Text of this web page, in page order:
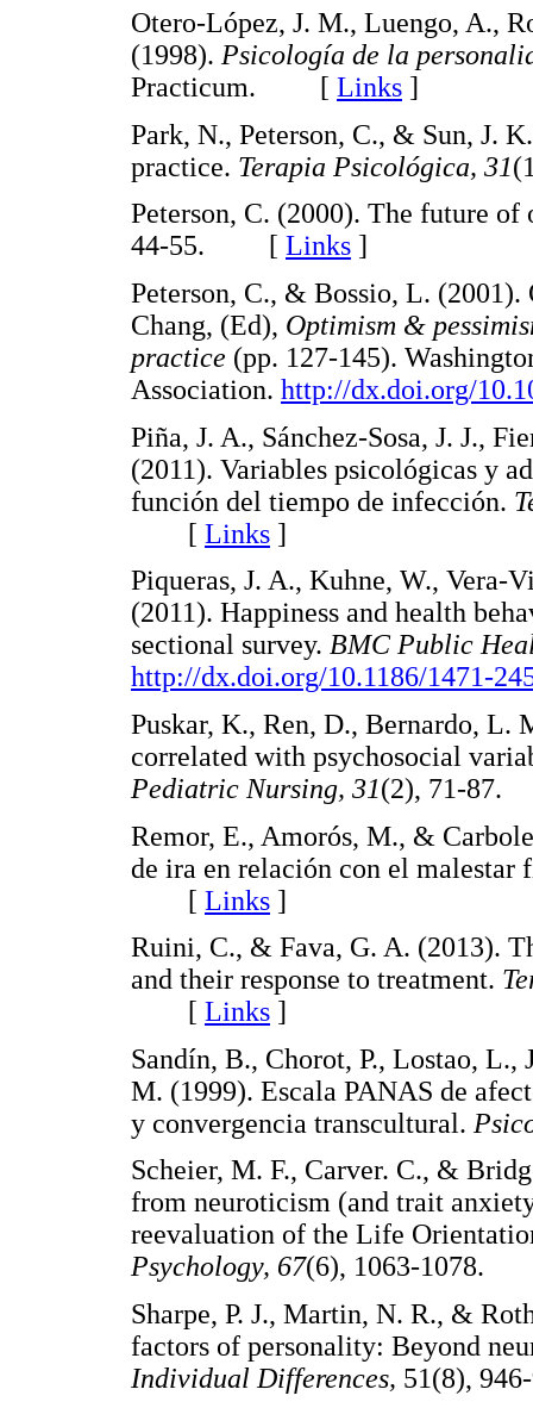
Otero-López, J. M., Luengo, A.,
(1998). Psicología de la
Practicum. [ Links ]
Park, N., Peterson, C., & Sun, J.
practice. Terapia Psicológica, 31
Peterson, C. (2000). The future
44-55. [ Links ]
Peterson, C., & Bossio, L.
Chang, (Ed), Optimism &
practice (pp. 127-145).
Association. http://dx.doi.org/
Piña, J. A., Sánchez-Sosa, J. J.,
(2011). Variables psicológicas y
función del tiempo de infección.
[ Links ]
Piqueras, J. A., Kuhne, W., Vera-
(2011). Happiness and health
sectional survey. BMC Public
http://dx.doi.org/10.1186/1471-
Puskar, K., Ren, D., Bernardo, L.
correlated with psychosocial
Pediatric Nursing, 31(2), 71-
Remor, E., Amorós, M., &
de ira en relación con el malestar
[ Links ]
Ruini, C., & Fava, G. A. (2013).
and their response to treatment.
[ Links ]
Sandín, B., Chorot, P., Lostao,
M. (1999). Escala PANAS de
y convergencia transcultural.
Scheier, M. F., Carver. C., &
from neuroticism (and trait
reevaluation of the Life
Psychology, 67(6), 1063-
Sharpe, P. J., Martin, N. R., &
factors of personality: Beyond
Individual Differences, 51(8),